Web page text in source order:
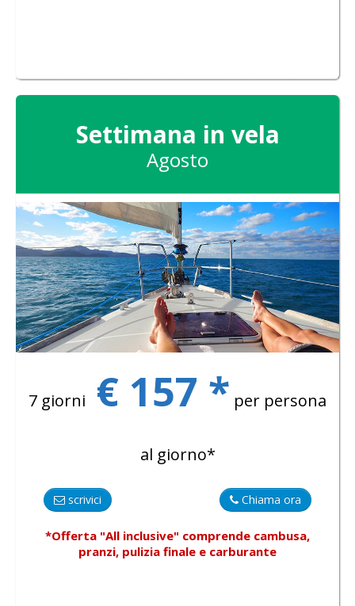
Settimana in vela
Agosto
7 giorni € 157 * per persona
al giorno*
Chiama ora
scrivici
*Offerta "All inclusive" comprende cambusa,
pranzi, pulizia finale e carburante